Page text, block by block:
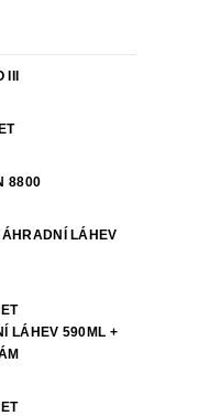
III
8800
LÁHEV
LÁHEV 590ML +